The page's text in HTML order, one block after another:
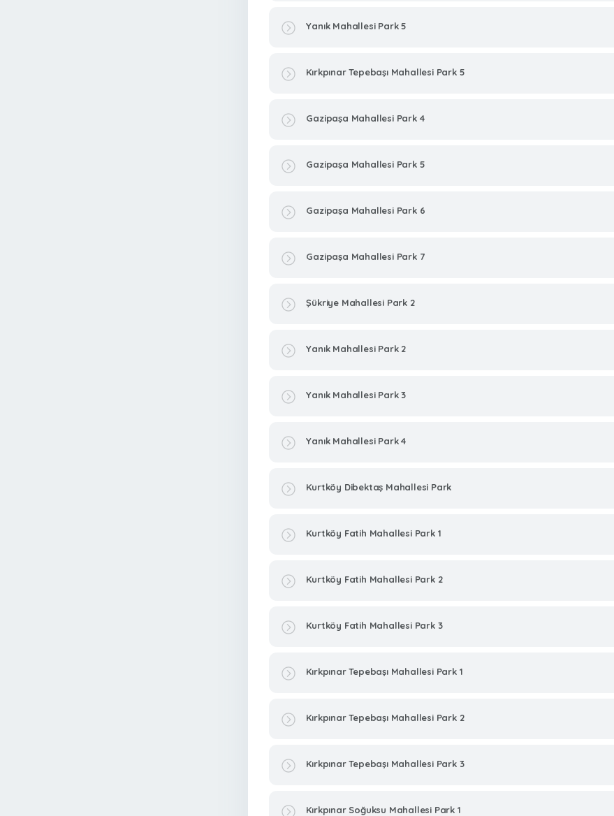
Yanık Mahallesi Park 5
Kırkpınar Tepebaşı Mahallesi Park 5
Gazipaşa Mahallesi Park 4
Gazipaşa Mahallesi Park 5
Gazipaşa Mahallesi Park 6
Gazipaşa Mahallesi Park 7
Şükriye Mahallesi Park 2
Yanık Mahallesi Park 2
Yanık Mahallesi Park 3
Yanık Mahallesi Park 4
Kurtköy Dibektaş Mahallesi Park
Kurtköy Fatih Mahallesi Park 1
Kurtköy Fatih Mahallesi Park 2
Kurtköy Fatih Mahallesi Park 3
Kırkpınar Tepebaşı Mahallesi Park 1
Kırkpınar Tepebaşı Mahallesi Park 2
Kırkpınar Tepebaşı Mahallesi Park 3
Kırkpınar Soğuksu Mahallesi Park 1